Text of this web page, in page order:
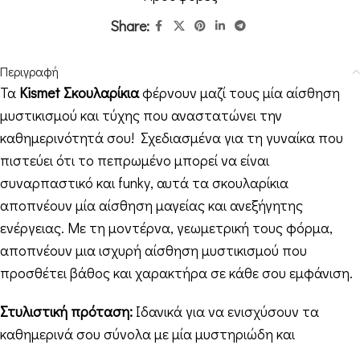
Share:
Περιγραφή
Τα Kismet Σκουλαρίκιαφέρνουν μαζί τους μία αίσθηση
μυστικισμού και τύχης που αναστατώνει την
καθημερινότητά σου! Σχεδιασμένα για τη γυναίκα που
πιστεύει ότι το πεπρωμένο μπορεί να είναι
συναρπαστικό και funky, αυτά τα σκουλαρίκια
αποπνέουν μία αίσθηση μαγείας και ανεξήγητης
ενέργειας. Με τη μοντέρνα, γεωμετρική τους φόρμα,
αποπνέουν μια ισχυρή αίσθηση μυστικισμού που
προσθέτει βάθος και χαρακτήρα σε κάθε σου εμφάνιση.
Στυλιστική πρόταση: Ιδανικά για να ενισχύσουν τα
καθημερινά σου σύνολα με μία μυστηριώδη και